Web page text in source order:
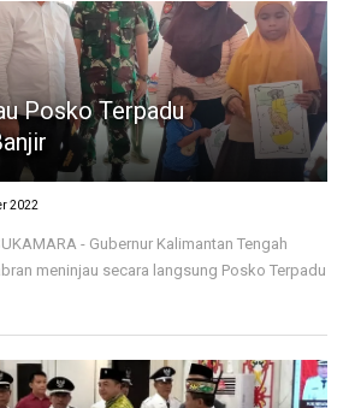
Posko Terpadu
2022
- Gubernur Kalimantan Tengah
meninjau secara langsung Posko Terpadu